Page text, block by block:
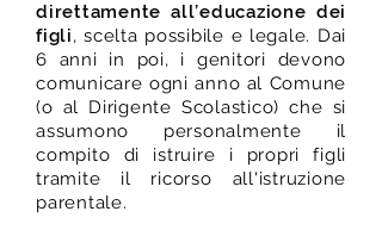
direttamente all’educazione dei
figli, scelta possibile e legale. Dai
6 anni in poi, i genitori devono
comunicare ogni anno al Comune
(o al Dirigente Scolastico) che si
assumono personalmente il
compito di istruire i propri figli
tramite il ricorso all'istruzione
parentale.